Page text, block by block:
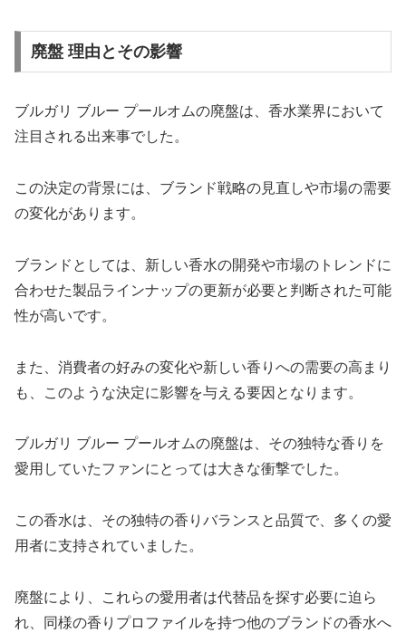
廃盤 理由とその影響
ブルガリ ブルー プールオムの廃盤は、香水業界において
注目される出来事でした。
この決定の背景には、ブランド戦略の見直しや市場の需要
の変化があります。
ブランドとしては、新しい香水の開発や市場のトレンドに
合わせた製品ラインナップの更新が必要と判断された可能
性が高いです。
また、消費者の好みの変化や新しい香りへの需要の高まり
も、このような決定に影響を与える要因となります。
ブルガリ ブルー プールオムの廃盤は、その独特な香りを
愛用していたファンにとっては大きな衝撃でした。
この香水は、その独特の香りバランスと品質で、多くの愛
用者に支持されていました。
廃盤により、これらの愛用者は代替品を探す必要に迫ら
れ、同様の香りプロファイルを持つ他のブランドの香水へ